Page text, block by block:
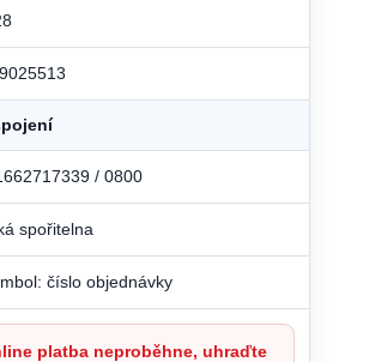
/ 0800
spořitelna
číslo objednávky
platba neproběhne, uhraďte